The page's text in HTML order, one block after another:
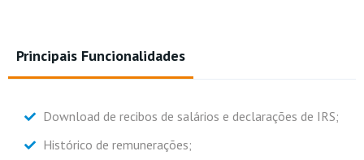
Principais Funcionalidades
Download de recibos de salários e declarações de IRS;
Histórico de remunerações;